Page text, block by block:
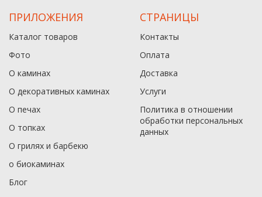
ПРИЛОЖЕНИЯ
Каталог товаров
Фото
О каминах
О декоративных каминах
О печах
О топках
О грилях и барбекю
о биокаминах
Блог
СТРАНИЦЫ
Контакты
Оплата
Доставка
Услуги
Политика в отношении
обработки персональных
данныx